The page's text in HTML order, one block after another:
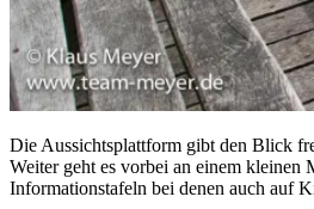
Die Aussichtsplattform gibt den Blick
Weiter geht es vorbei an einem kleinen
Informationstafeln bei denen auch auf